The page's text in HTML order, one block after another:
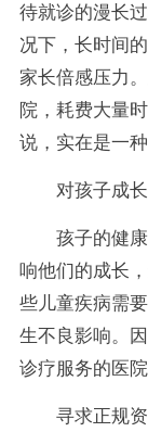
待就诊的漫长
况下，长时间
家长倍感压力
院，耗费大量
说，实在是一种
对孩子成
孩子的健
响他们的成长
些儿童疾病需
生不良影响。
诊疗服务的医
寻求正规